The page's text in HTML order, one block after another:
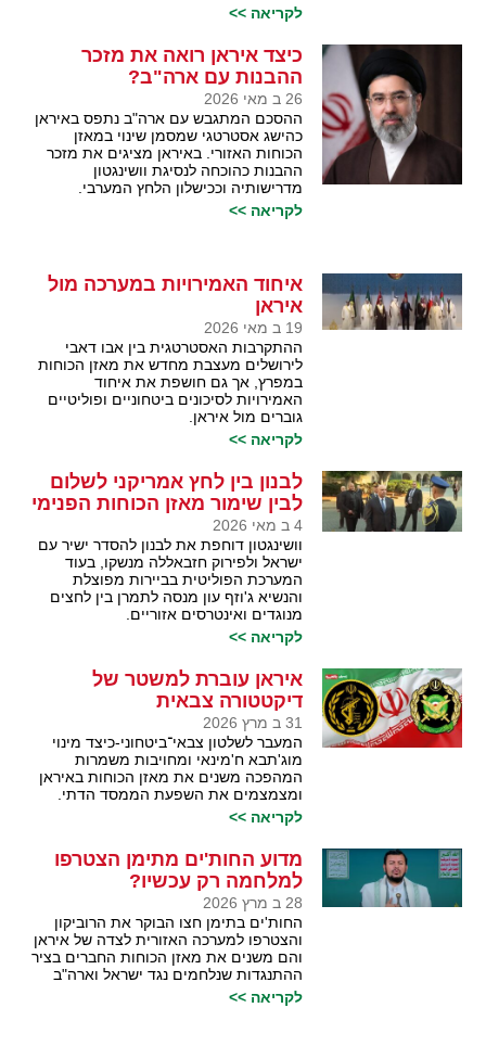
לקריאה >>
כיצד איראן רואה את מזכר
ההבנות עם ארה"ב?
26 ב מאי 2026
ההסכם המתגבש עם ארה"ב נתפס באיראן
כהישג אסטרטגי שמסמן שינוי במאזן
הכוחות האזורי. באיראן מציגים את מזכר
ההבנות כהוכחה לנסיגת וושינגטון
מדרישותיה וככישלון הלחץ המערבי.
לקריאה >>
איחוד האמירויות במערכה מול
איראן
19 ב מאי 2026
ההתקרבות האסטרטגית בין אבו דאבי
לירושלים מעצבת מחדש את מאזן הכוחות
במפרץ, אך גם חושפת את איחוד
האמירויות לסיכונים ביטחוניים ופוליטיים
גוברים מול איראן.
לקריאה >>
לבנון בין לחץ אמריקני לשלום
לבין שימור מאזן הכוחות הפנימי
4 ב מאי 2026
וושינגטון דוחפת את לבנון להסדר ישיר עם
ישראל ולפירוק חזבאללה מנשקו, בעוד
המערכת הפוליטית בביירות מפוצלת
והנשיא ג'וזף עון מנסה לתמרן בין לחצים
מנוגדים ואינטרסים אזוריים.
לקריאה >>
איראן עוברת למשטר של
דיקטטורה צבאית
31 ב מרץ 2026
המעבר לשלטון צבאי־ביטחוני-כיצד מינוי
מוג'תבא ח'מינאי ומחויבות משמרות
המהפכה משנים את מאזן הכוחות באיראן
ומצמצמים את השפעת הממסד הדתי.
לקריאה >>
מדוע החות'ים מתימן הצטרפו
למלחמה רק עכשיו?
28 ב מרץ 2026
החות'ים בתימן חצו הבוקר את הרוביקון
והצטרפו למערכה האזורית לצדה של איראן
והם משנים את מאזן הכוחות החברים בציר
ההתנגדות שנלחמים נגד ישראל וארה"ב
לקריאה >>